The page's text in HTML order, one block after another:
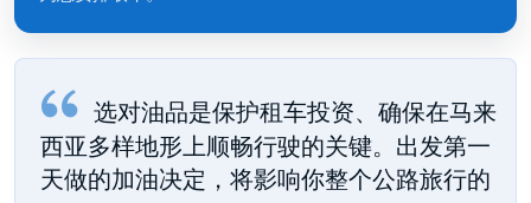
选对油品是保护租车投资、确保在马来
西亚多样地形上顺畅行驶的关键。出发第一
天做的加油决定，将影响你整个公路旅行的